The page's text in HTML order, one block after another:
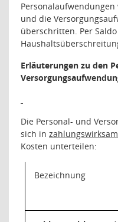
und die
überschritten. Per
Erläuterungen zu den
Die Personal- und
sich in
Kosten unterteilen:
Bezeichnung